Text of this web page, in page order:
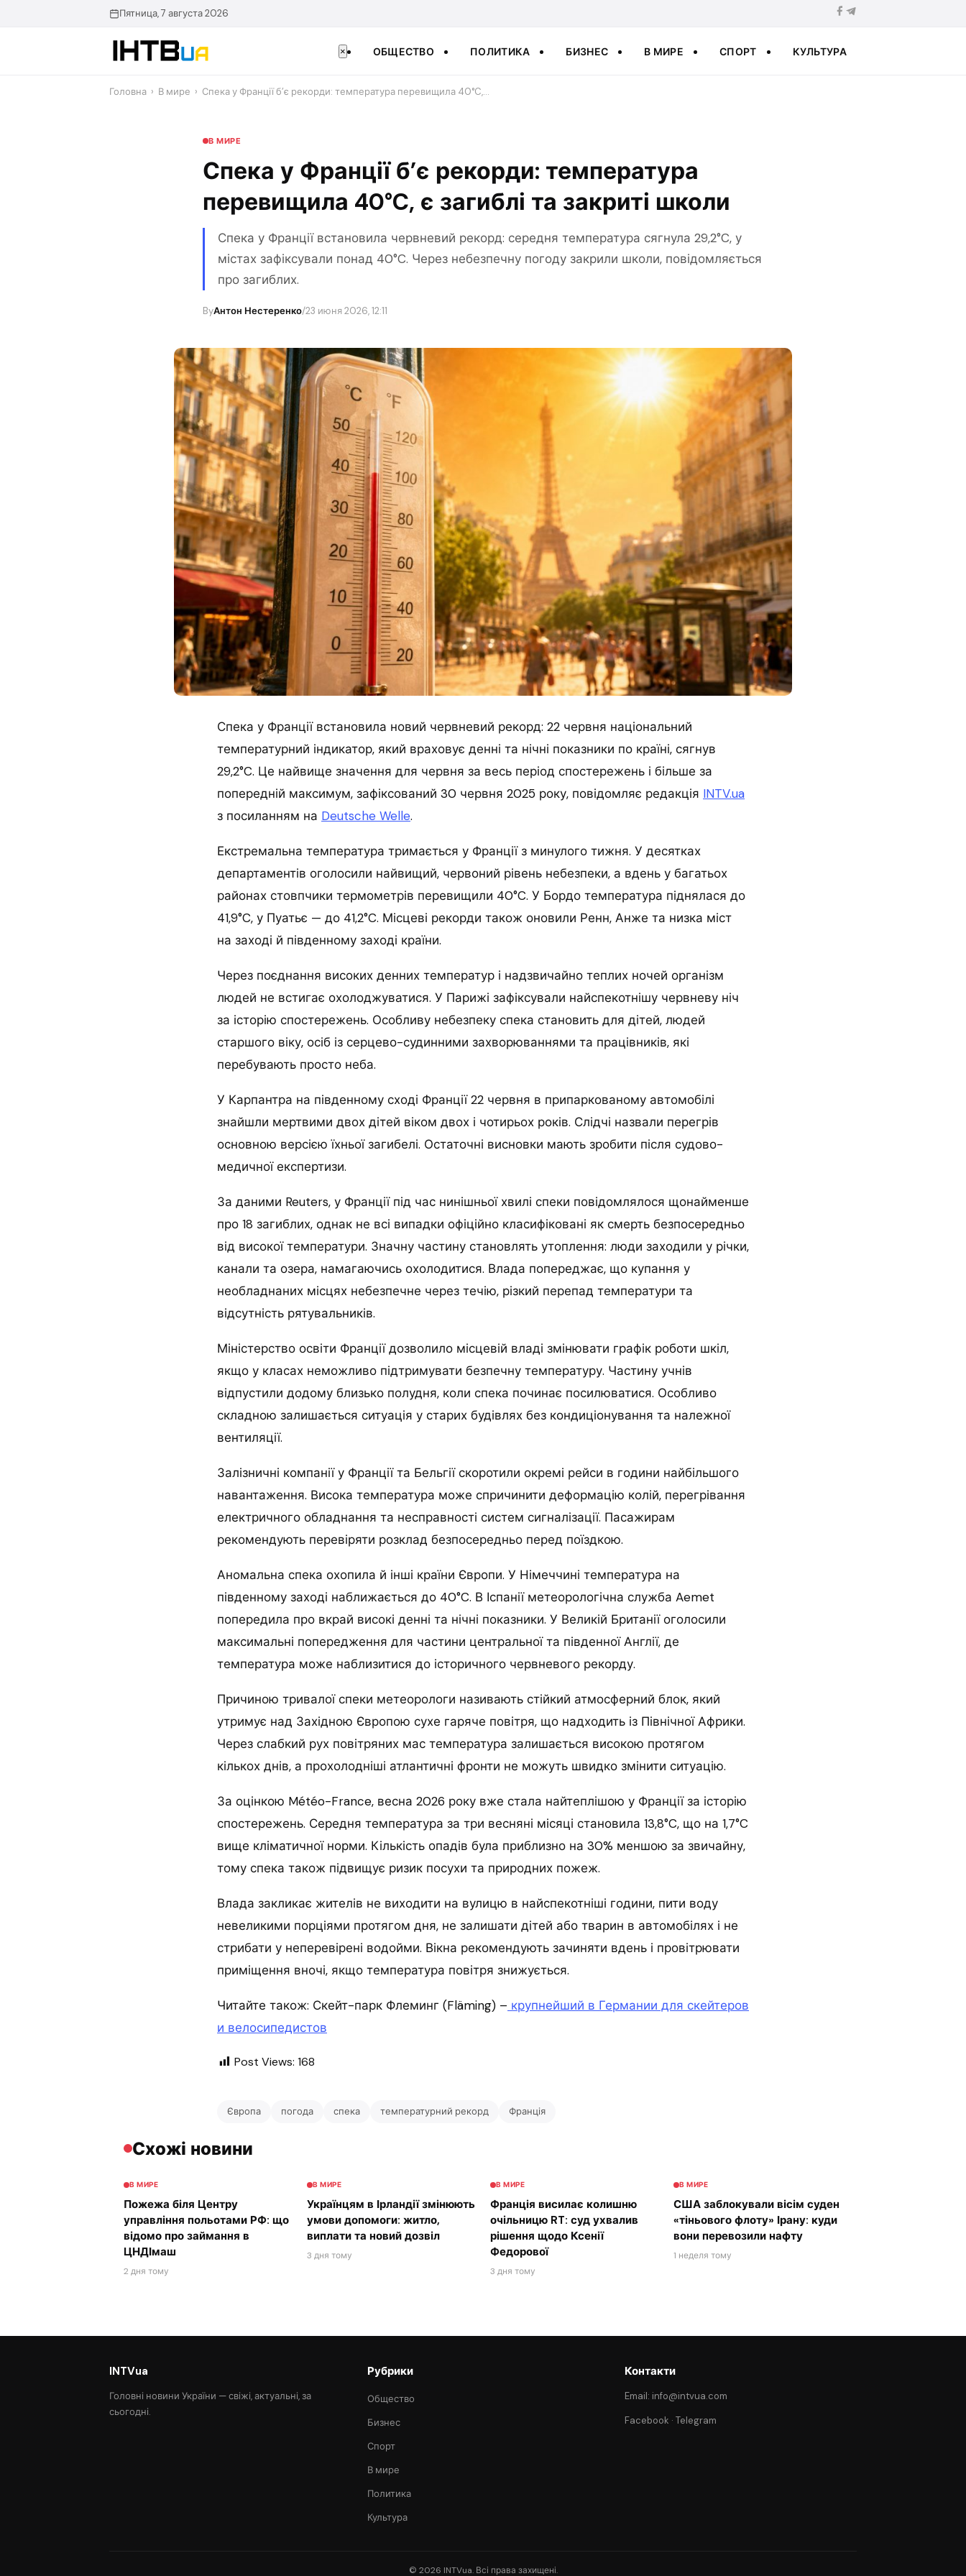
Пятница, 7 августа 2026
× ОБЩЕСТВО ПОЛИТИКА БИЗНЕС В МИРЕ СПОРТ КУЛЬТУРА
Головна › В мире › Спека у Франції б’є рекорди: температура перевищила 40°C,…
В МИРЕ
Спека у Франції б’є рекорди: температура
перевищила 40°C, є загиблі та закриті школи
Спека у Франції встановила червневий рекорд: середня температура сягнула 29,2°C, у
містах зафіксували понад 40°C. Через небезпечну погоду закрили школи, повідомляється
про загиблих.
ByАнтон Нестеренко/23 июня 2026, 12:11
Спека у Франції встановила новий червневий рекорд: 22 червня національний
температурний індикатор, який враховує денні та нічні показники по країні, сягнув
29,2°C. Це найвище значення для червня за весь період спостережень і більше за
попередній максимум, зафіксований 30 червня 2025 року, повідомляє редакція INTV.ua
з посиланням на Deutsche Welle.
Екстремальна температура тримається у Франції з минулого тижня. У десятках
департаментів оголосили найвищий, червоний рівень небезпеки, а вдень у багатьох
районах стовпчики термометрів перевищили 40°C. У Бордо температура піднялася до
41,9°C, у Пуатьє — до 41,2°C. Місцеві рекорди також оновили Ренн, Анже та низка міст
на заході й південному заході країни.
Через поєднання високих денних температур і надзвичайно теплих ночей організм
людей не встигає охолоджуватися. У Парижі зафіксували найспекотнішу червневу ніч
за історію спостережень. Особливу небезпеку спека становить для дітей, людей
старшого віку, осіб із серцево-судинними захворюваннями та працівників, які
перебувають просто неба.
У Карпантра на південному сході Франції 22 червня в припаркованому автомобілі
знайшли мертвими двох дітей віком двох і чотирьох років. Слідчі назвали перегрів
основною версією їхньої загибелі. Остаточні висновки мають зробити після судово-
медичної експертизи.
За даними Reuters, у Франції під час нинішньої хвилі спеки повідомлялося щонайменше
про 18 загиблих, однак не всі випадки офіційно класифіковані як смерть безпосередньо
від високої температури. Значну частину становлять утоплення: люди заходили у річки,
канали та озера, намагаючись охолодитися. Влада попереджає, що купання у
необладнаних місцях небезпечне через течію, різкий перепад температури та
відсутність рятувальників.
Міністерство освіти Франції дозволило місцевій владі змінювати графік роботи шкіл,
якщо у класах неможливо підтримувати безпечну температуру. Частину учнів
відпустили додому близько полудня, коли спека починає посилюватися. Особливо
складною залишається ситуація у старих будівлях без кондиціонування та належної
вентиляції.
Залізничні компанії у Франції та Бельгії скоротили окремі рейси в години найбільшого
навантаження. Висока температура може спричинити деформацію колій, перегрівання
електричного обладнання та несправності систем сигналізації. Пасажирам
рекомендують перевіряти розклад безпосередньо перед поїздкою.
Аномальна спека охопила й інші країни Європи. У Німеччині температура на
південному заході наближається до 40°C. В Іспанії метеорологічна служба Aemet
попередила про вкрай високі денні та нічні показники. У Великій Британії оголосили
максимальні попередження для частини центральної та південної Англії, де
температура може наблизитися до історичного червневого рекорду.
Причиною тривалої спеки метеорологи називають стійкий атмосферний блок, який
утримує над Західною Європою сухе гаряче повітря, що надходить із Північної Африки.
Через слабкий рух повітряних мас температура залишається високою протягом
кількох днів, а прохолодніші атлантичні фронти не можуть швидко змінити ситуацію.
За оцінкою Météo-France, весна 2026 року вже стала найтеплішою у Франції за історію
спостережень. Середня температура за три весняні місяці становила 13,8°C, що на 1,7°C
вище кліматичної норми. Кількість опадів була приблизно на 30% меншою за звичайну,
тому спека також підвищує ризик посухи та природних пожеж.
Влада закликає жителів не виходити на вулицю в найспекотніші години, пити воду
невеликими порціями протягом дня, не залишати дітей або тварин в автомобілях і не
стрибати у неперевірені водойми. Вікна рекомендують зачиняти вдень і провітрювати
приміщення вночі, якщо температура повітря знижується.
Читайте також: Скейт-парк Флеминг (Fläming) – крупнейший в Германии для скейтеров
и велосипедистов
Post Views: 168
Європа погода спека температурний рекорд Франція
Схожі новини
В МИРЕ
Пожежа біля Центру
управління польотами РФ: що
відомо про займання в
ЦНДІмаш
2 дня тому
В МИРЕ
Українцям в Ірландії змінюють
умови допомоги: житло,
виплати та новий дозвіл
3 дня тому
В МИРЕ
Франція висилає колишню
очільницю RT: суд ухвалив
рішення щодо Ксенії
Федорової
3 дня тому
В МИРЕ
США заблокували вісім суден
«тіньового флоту» Ірану: куди
вони перевозили нафту
1 неделя тому
INTVua
Головні новини України — свіжі, актуальні, за
сьогодні.
Рубрики
Общество
Бизнес
Спорт
В мире
Политика
Культура
Контакти
Email: info@intvua.com
Facebook ·Telegram
© 2026 INTVua. Всі права захищені.